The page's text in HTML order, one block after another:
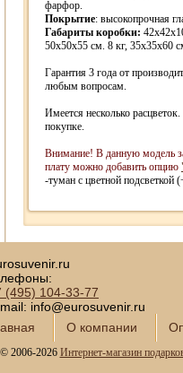
фарфор.
Покрытие: высокопрочная
Габариты коробки:
50х50х55 см. 8 кг, 35х35х60
Гарантия 3 года от
любым вопросам.
Имеется несколько
покупке.
Внимание! В данную модель
плату можно добавить опцию
-туман с цветной подсветкой
(495) 104-33-77
info@eurosuvenir.ru
О компании
2006-2026 Интернет-магазин